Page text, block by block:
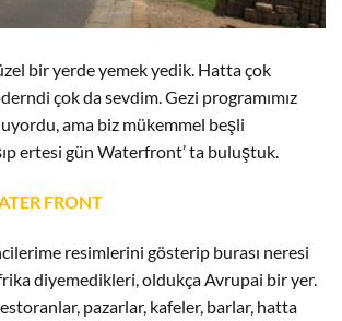
bir yerde yemek yedik. Hatta çok
çok da sevdim. Gezi programımız
ama biz mükemmel beşli
ertesi gün Waterfront’ ta buluştuk.
FRONT
resimlerini gösterip burası neresi
diyemedikleri, oldukça Avrupai bir yer.
pazarlar, kafeler, barlar, hatta